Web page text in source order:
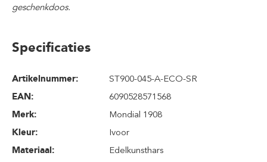
geschenkdoos.
Specificaties
Artikelnummer:
ST900-045-A-ECO-SR
EAN:
6090528571568
Merk:
Mondial 1908
Kleur:
Ivoor
Materiaal:
Edelkunsthars